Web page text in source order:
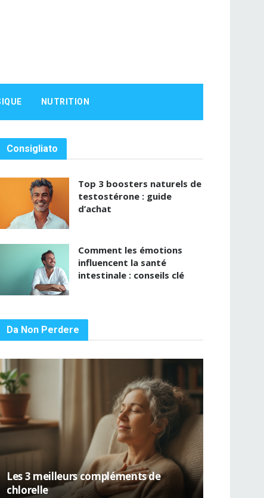
NUTRITION
Consigliato
Top 3 boosters naturels de
testostérone : guide
d’achat
Comment les émotions
influencent la santé
intestinale : conseils clé
Da Non Perdere
Les 3 meilleurs compléments de
chlorelle